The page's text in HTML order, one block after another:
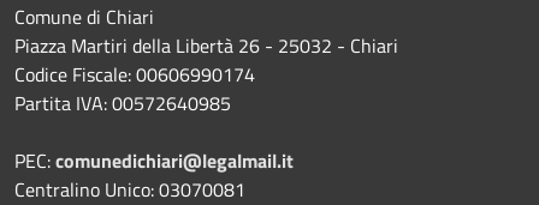
Comune di Chiari
Piazza Martiri della Libertà 26 - 25032 - Chiari
Codice Fiscale: 00606990174
Partita IVA: 00572640985
PEC:comunedichiari@legalmail.it
Centralino Unico: 03070081